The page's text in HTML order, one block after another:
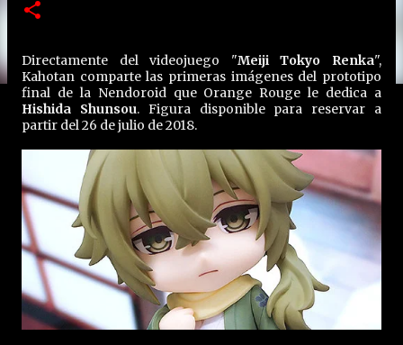
Directamente del videojuego "Meiji Tokyo Renka",
Kahotan comparte las primeras imágenes del prototipo
final de la Nendoroid que Orange Rouge le dedica a
Hishida Shunsou. Figura disponible para reservar a
partir del 26 de julio de 2018.